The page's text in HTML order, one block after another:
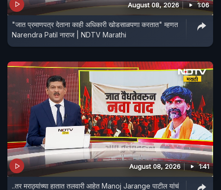
August 08, 2026 1:06
"जात प्रमाणपत्र देताना काही अधिकारी खोडसाळपणा करतात" म्हणत
Narendra Patil नाराज | NDTV Marathi
August 08, 2026 1:41
..तर मराठ्यांच्या हातात तलवारी आहेत Manoj Jarange पाटील यांचं